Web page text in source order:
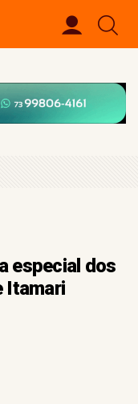
especial dos
Itamari